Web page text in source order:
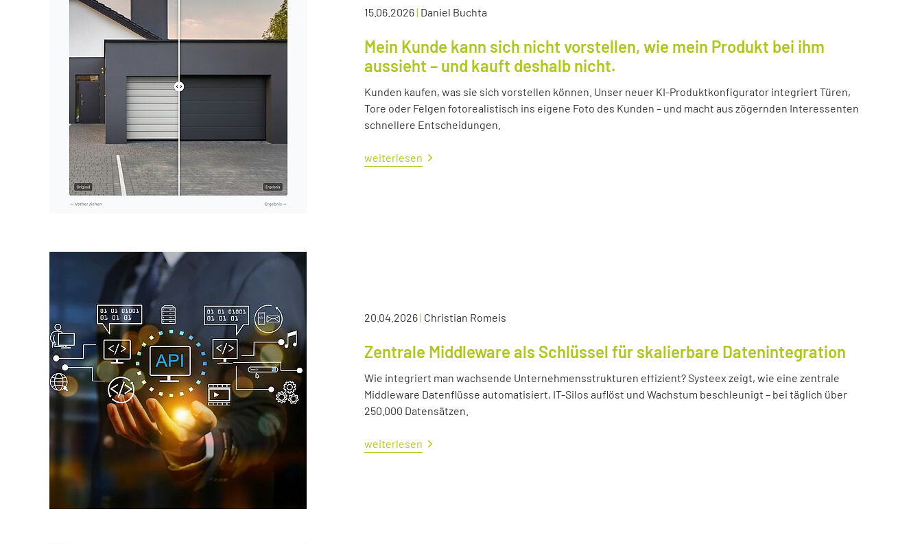
15.06.2026| Daniel Buchta
Mein Kunde kann sich nicht vorstellen, wie mein Produkt bei ihm
aussieht – und kauft deshalb nicht.
Kunden kaufen, was sie sich vorstellen können. Unser neuer KI-Produktkonfigurator integriert Türen,
Tore oder Felgen fotorealistisch ins eigene Foto des Kunden – und macht aus zögernden Interessenten
schnellere Entscheidungen.
weiterlesen
20.04.2026| Christian Romeis
Zentrale Middleware als Schlüssel für skalierbare Datenintegration
Wie integriert man wachsende Unternehmensstrukturen effizient? Systeex zeigt, wie eine zentrale
Middleware Datenflüsse automatisiert, IT-Silos auflöst und Wachstum beschleunigt – bei täglich über
250.000 Datensätzen.
weiterlesen